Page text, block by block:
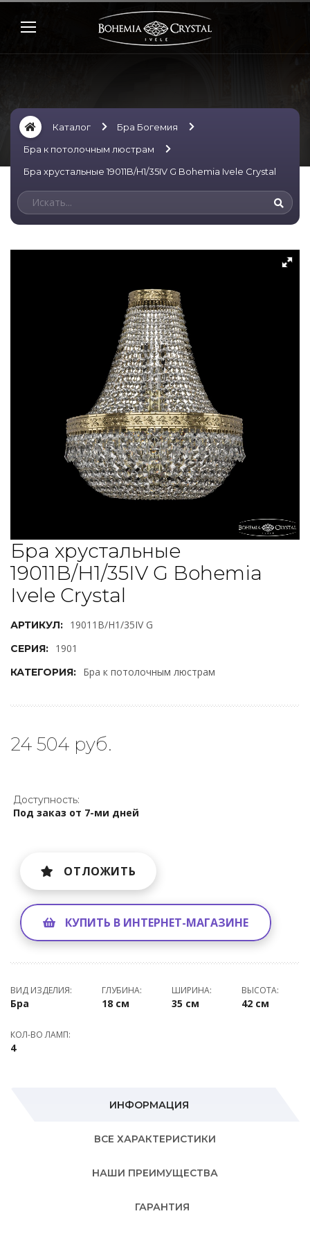
Каталог
Бра Богемия
Бра к потолочным люстрам
Бра хрустальные 19011B/H1/35IV G Bohemia Ivele Crystal
Бра хрустальные
19011B/H1/35IV G Bohemia
Ivele Crystal
АРТИКУЛ: 19011B/H1/35IV G
СЕРИЯ: 1901
КАТЕГОРИЯ: Бра к потолочным люстрам
24 504 руб.
Доступность:
Под заказ от 7-ми дней
ОТЛОЖИТЬ
КУПИТЬ В ИНТЕРНЕТ-МАГАЗИНЕ
ВИД ИЗДЕЛИЯ:
Бра
ГЛУБИНА:
18 см
ШИРИНА:
35 см
ВЫСОТА:
42 см
КОЛ-ВО ЛАМП:
4
ИНФОРМАЦИЯ
ВСЕ ХАРАКТЕРИСТИКИ
НАШИ ПРЕИМУЩЕСТВА
ГАРАНТИЯ